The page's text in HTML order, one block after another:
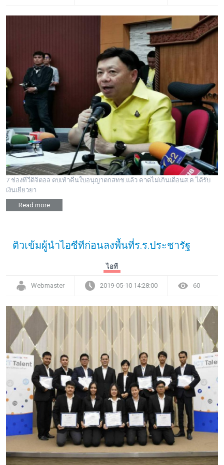
7 ช่องทีวีดิจิตอล ตบเท้าคืนใบอนุญาตกสทช.แล้ว คาดไม่เกินเดือนส.ค.ได้รับ
เงินเยียวยา
Read more
ติวเข้มผู้นำไอซีทีก่อนลงพื้นที่ร.ร.ประชารัฐ
ไอที
Webmaster 2019-05-10 14:28:00 60